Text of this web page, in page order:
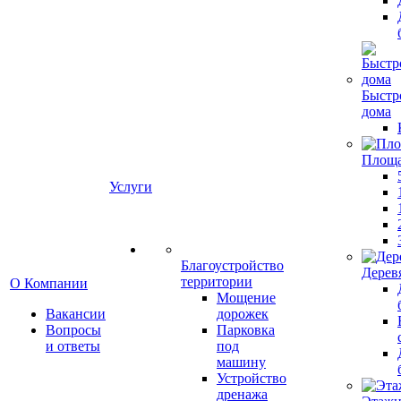
О Компании
Вакансии
Вопросы
и ответы
Услуги
Благоустройство
территории
Мощение
дорожек
Парковка
под
машину
Устройство
дренажа
дома